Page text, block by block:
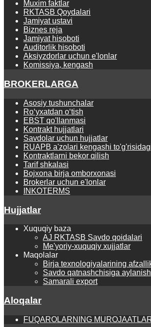
Muxim faktlar
RKTASB Qoydalari
Jamiyat ustavi
Biznes reja
Jamiyat hisoboti
Auditorlik hisoboti
Aksiyzdorlar uchun e'lonlar
Komissiya, kengash
BROKERLARGA
Asosiy tushunchalar
Ro‘yхаtdаn o‘tish
EBST qo'llanmasi
Kontrаkt hujjаtlаri
Savdolar uchun hujjatlar
RUAPB a'zolari kengashi
Kontraktlarni bekor qilish
Tarif shkalasi
Bojxona birja omborxonasi
Brokerlar uchun e'lonlar
INKOTERMS
Hujjatlar
Xuquqiy baza
AJ RKTASB Savdo qoidalari
Me'yoriy-xuquqiy xujjatlar
Maqolalar
Birja texnologiyalarining
Savdo qatnashchisiga aylanish
Samarali export
Aloqalar
FUQAROLARNING